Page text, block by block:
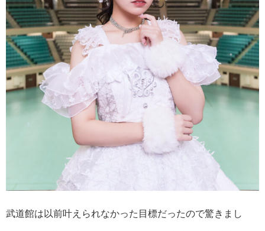
武道館は以前叶えられなかった目標だったので驚きまし